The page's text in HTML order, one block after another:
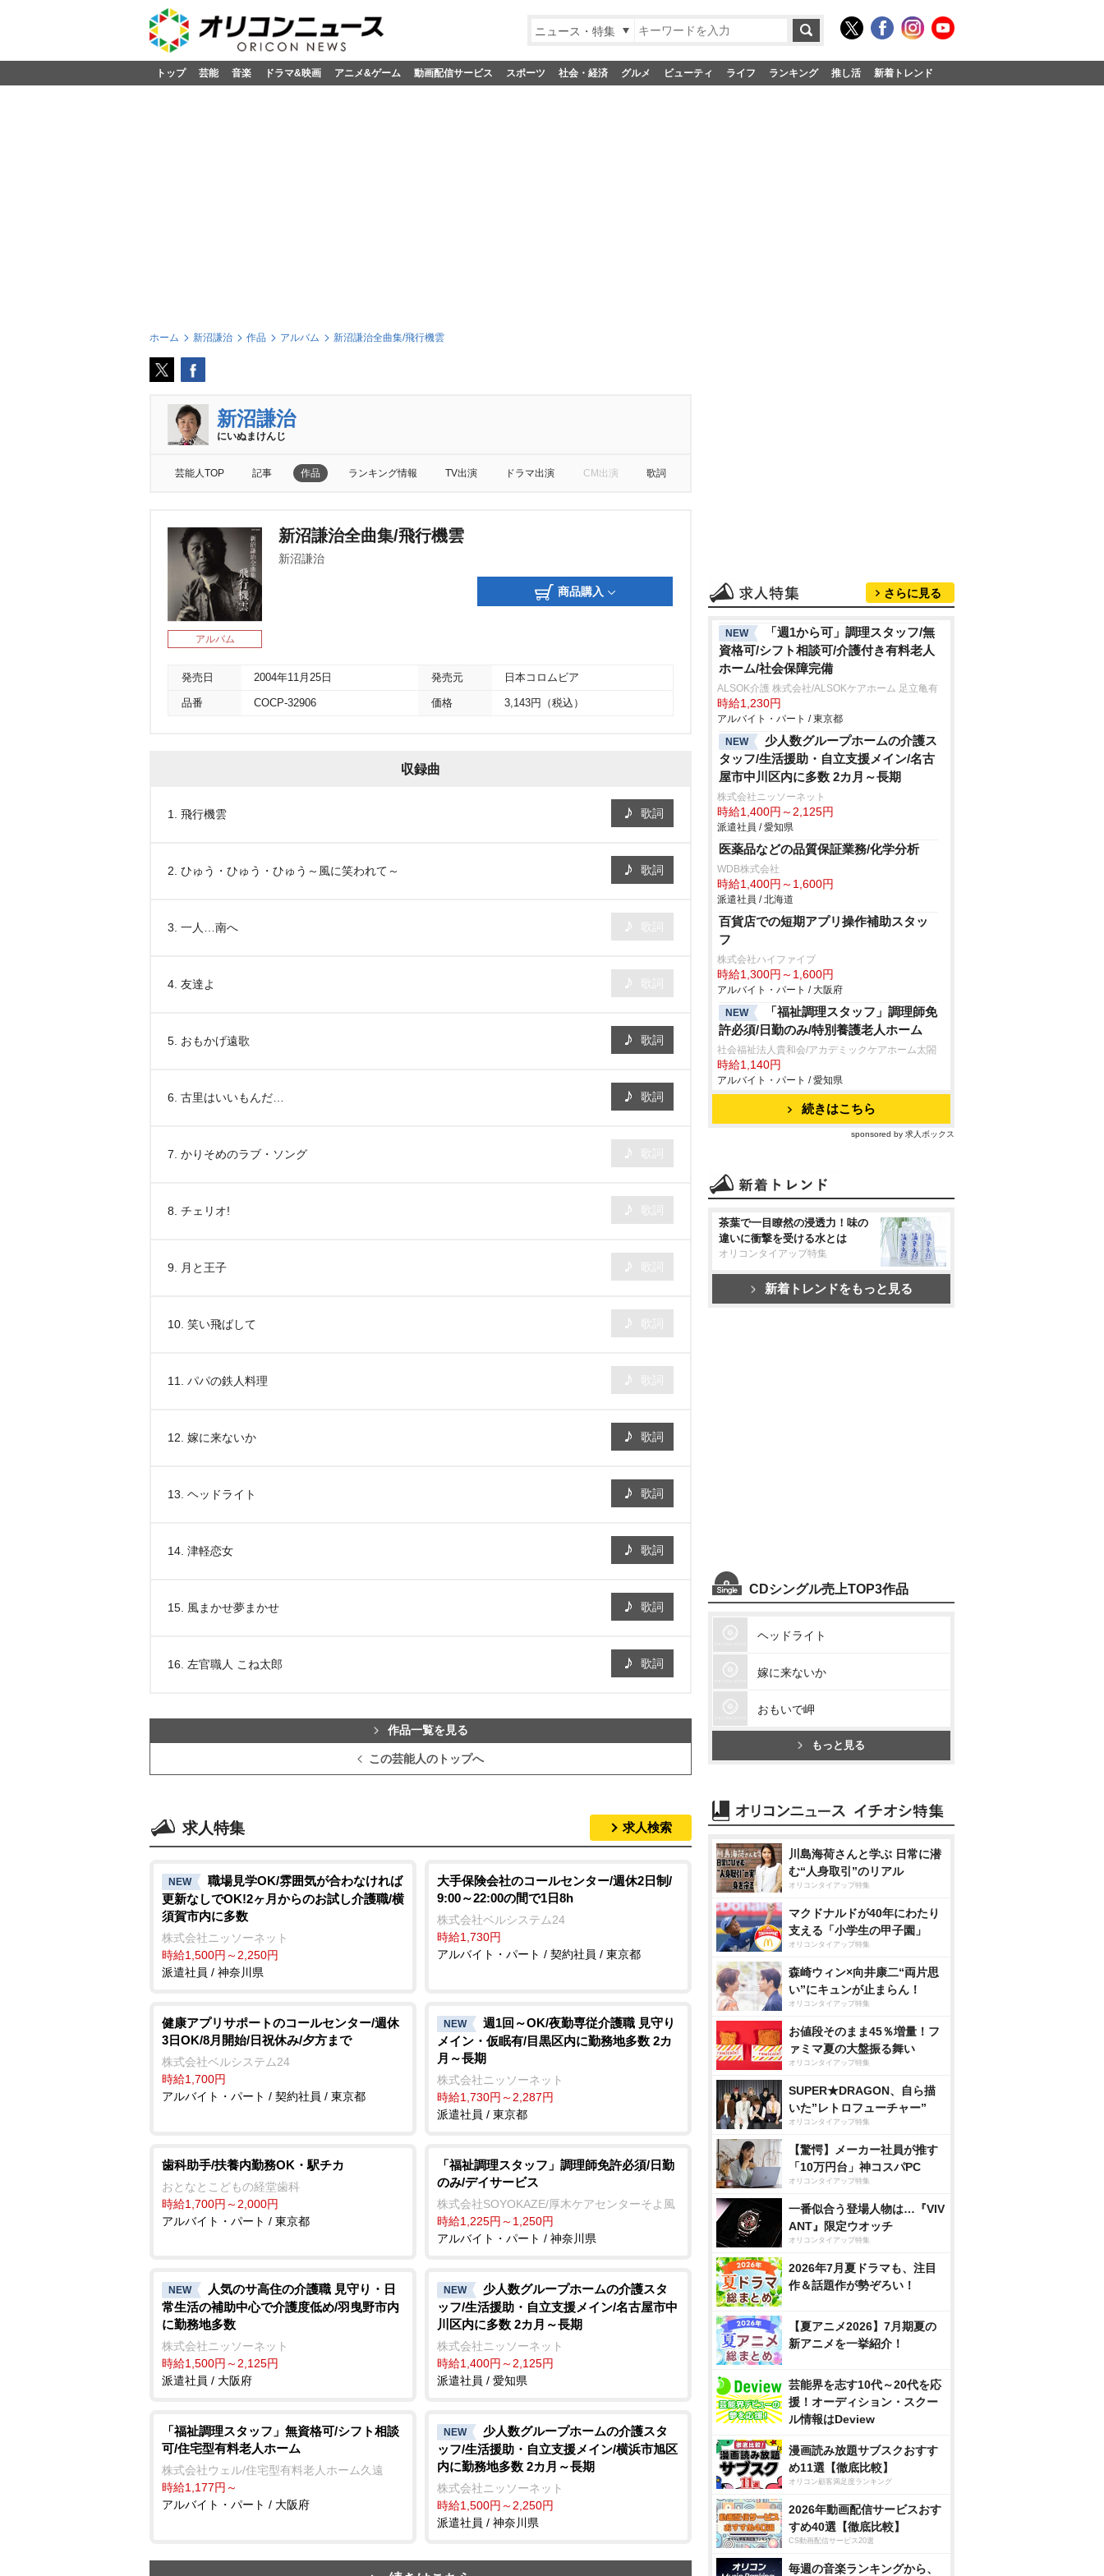
ニュース・特集
トップ 芸能 音楽 ドラマ&映画 アニメ&ゲーム 動画配信サービス スポーツ 社会・経済 グルメ ビューティ ライフ ランキング 推し活 新着トレンド
ホーム 新沼謙治 作品 アルバム 新沼謙治全曲集/飛行機雲
新沼謙治
にいぬまけんじ
芸能人TOP 記事 作品 ランキング情報 TV出演 ドラマ出演 CM出演 歌詞
アルバム
新沼謙治全曲集/飛行機雲
新沼謙治
商品購入
発売日 2004年11月25日 発売元 日本コロムビア
品番 COCP-32906 価格 3,143円（税込）
収録曲
1. 飛行機雲 歌詞
2. ひゅう・ひゅう・ひゅう～風に笑われて～ 歌詞
3. 一人…南へ
4. 友達よ
5. おもかげ遠歌 歌詞
6. 古里はいいもんだ… 歌詞
7. かりそめのラブ・ソング
8. チェリオ!
9. 月と王子
10. 笑い飛ばして
11. パパの鉄人料理
12. 嫁に来ないか 歌詞
13. ヘッドライト 歌詞
14. 津軽恋女 歌詞
15. 風まかせ夢まかせ 歌詞
16. 左官職人 こね太郎 歌詞
作品一覧を見る
この芸能人のトップへ
求人特集 求人検索
NEW
職場見学OK/雰囲気が合わなければ
更新なしでOK!2ヶ月からのお試し介護職/横
須賀市内に多数
株式会社ニッソーネット
時給1,500円～2,250円
派遣社員 / 神奈川県
大手保険会社のコールセンター/週休2日制/
9:00～22:00の間で1日8h
株式会社ベルシステム24
時給1,730円
アルバイト・パート / 契約社員 / 東京都
健康アプリサポートのコールセンター/週休
3日OK/8月開始/日祝休み/夕方まで
株式会社ベルシステム24
時給1,700円
アルバイト・パート / 契約社員 / 東京都
NEW
週1回～OK/夜勤専従介護職 見守り
メイン・仮眠有/目黒区内に勤務地多数 2カ
月～長期
株式会社ニッソーネット
時給1,730円～2,287円
派遣社員 / 東京都
歯科助手/扶養内勤務OK・駅チカ
おとなとこどもの経堂歯科
時給1,700円～2,000円
アルバイト・パート / 東京都
「福祉調理スタッフ」調理師免許必須/日勤
のみ/デイサービス
株式会社SOYOKAZE/厚木ケアセンターそよ風
時給1,225円～1,250円
アルバイト・パート / 神奈川県
NEW
人気のサ高住の介護職 見守り・日
常生活の補助中心で介護度低め/羽曳野市内
に勤務地多数
株式会社ニッソーネット
時給1,500円～2,125円
派遣社員 / 大阪府
NEW
少人数グループホームの介護スタ
ッフ/生活援助・自立支援メイン/名古屋市中
川区内に多数 2カ月～長期
株式会社ニッソーネット
時給1,400円～2,125円
派遣社員 / 愛知県
「福祉調理スタッフ」無資格可/シフト相談
可/住宅型有料老人ホーム
株式会社ウェル/住宅型有料老人ホーム久遠
時給1,177円～
アルバイト・パート / 大阪府
NEW
少人数グループホームの介護スタ
ッフ/生活援助・自立支援メイン/横浜市旭区
内に勤務地多数 2カ月～長期
株式会社ニッソーネット
時給1,500円～2,250円
派遣社員 / 神奈川県
さらに見る
NEW
「週1から可」調理スタッフ/無
資格可/シフト相談可/介護付き有料老人
ホーム/社会保障完備
ALSOK介護 株式会社/ALSOKケアホーム 足立亀有
時給1,230円
アルバイト・パート / 東京都
NEW
少人数グループホームの介護ス
タッフ/生活援助・自立支援メイン/名古
屋市中川区内に多数 2カ月～長期
株式会社ニッソーネット
時給1,400円～2,125円
派遣社員 / 愛知県
医薬品などの品質保証業務/化学分析
WDB株式会社
時給1,400円～1,600円
派遣社員 / 北海道
百貨店での短期アプリ操作補助スタッ
フ
株式会社ハイファイブ
時給1,300円～1,600円
アルバイト・パート / 大阪府
NEW
「福祉調理スタッフ」調理師免
許必須/日勤のみ/特別養護老人ホーム
社会福祉法人貴和会/アカデミックケアホーム太閤
時給1,140円
アルバイト・パート / 愛知県
続きはこちら
sponsored by 求人ボックス
茶葉で一目瞭然の浸透力！味の
違いに衝撃を受ける水とは
オリコンタイアップ特集
新着トレンドをもっと見る
CDシングル売上TOP3作品
ヘッドライト
嫁に来ないか
おもいで岬
もっと見る
川島海荷さんと学ぶ 日常に潜
む“人身取引”のリアル
オリコンタイアップ特集
マクドナルドが40年にわたり
支える「小学生の甲子園」
オリコンタイアップ特集
森崎ウィン×向井康二“両片思
い”にキュンが止まらん！
オリコンタイアップ特集
お値段そのまま45％増量！フ
ァミマ夏の大盤振る舞い
オリコンタイアップ特集
SUPER★DRAGON、自ら描
いた”レトロフューチャー”
オリコンタイアップ特集
【驚愕】メーカー社員が推す
「10万円台」神コスパPC
オリコンタイアップ特集
一番似合う登場人物は…『VIV
ANT』限定ウオッチ
オリコンタイアップ特集
2026年7月夏ドラマも、注目
作＆話題作が勢ぞろい！
【夏アニメ2026】7月期夏の
新アニメを一挙紹介！
芸能界を志す10代～20代を応
援！オーディション・スクー
ル情報はDeview
漫画読み放題サブスクおすす
め11選【徹底比較】
オリコン顧客満足度ランキング
2026年動画配信サービスおす
すめ40選【徹底比較】
CS動画配信サービス20選
毎週の音楽ランキングから、